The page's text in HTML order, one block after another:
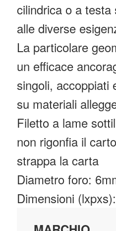
cilindrica o a
alle diverse
La particolare
un efficace
singoli, accoppiati
su materiali
Filetto a lame
non rigonfia il
strappa la carta
Diametro foro:
Dimensioni